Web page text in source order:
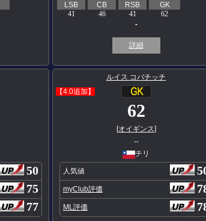
LSB
41
CB
46
RSB
41
GK
62
-
詳細
50
75
77
ルイス コバチッチ
【4.0追加】
62
[オイギンス]
--
チリ
人気値
myClub評価
ML評価